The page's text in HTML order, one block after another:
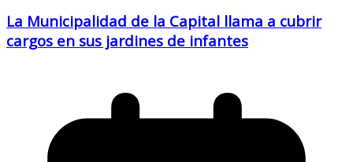
La Municipalidad de la Capital llama a cubrir
cargos en sus jardines de infantes